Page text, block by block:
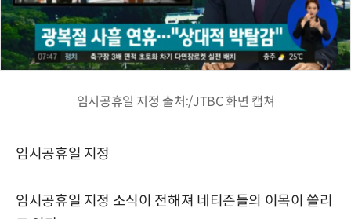
임시공휴일 지정 출처:/JTBC 화면 캡쳐
임시공휴일 지정
임시공휴일 지정 소식이 전해져 네티즌들의 이목이 쏠리